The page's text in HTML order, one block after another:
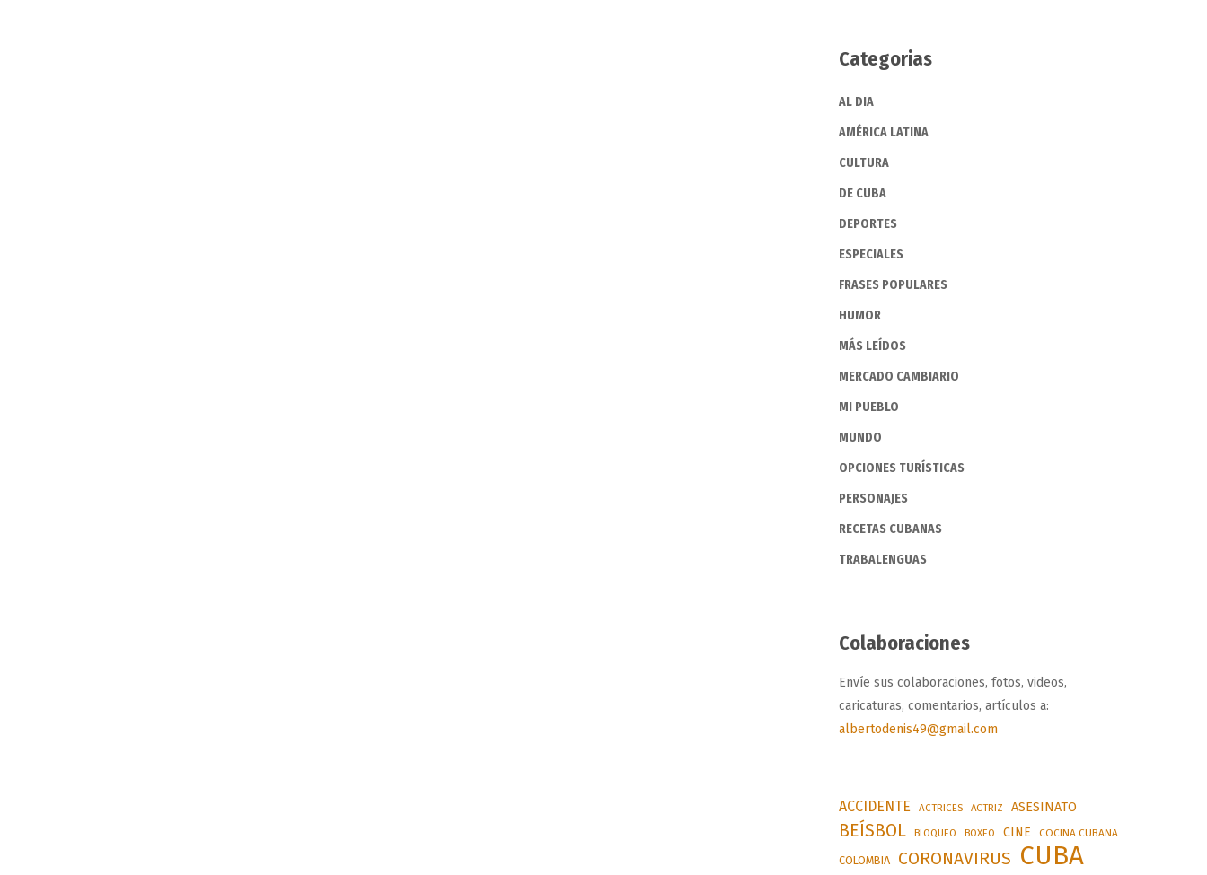
Categorias
AL DIA
AMÉRICA LATINA
CULTURA
DE CUBA
DEPORTES
ESPECIALES
FRASES POPULARES
HUMOR
MÁS LEÍDOS
MERCADO CAMBIARIO
MI PUEBLO
MUNDO
OPCIONES TURÍSTICAS
PERSONAJES
RECETAS CUBANAS
TRABALENGUAS
Colaboraciones
Envíe sus colaboraciones, fotos, videos,
caricaturas, comentarios, artículos a:
albertodenis49@gmail.com
ACCIDENTE ACTRICES ACTRIZ ASESINATO
BEÍSBOL BLOQUEO BOXEO CINE COCINA CUBANA
COLOMBIA CORONAVIRUS CUBA